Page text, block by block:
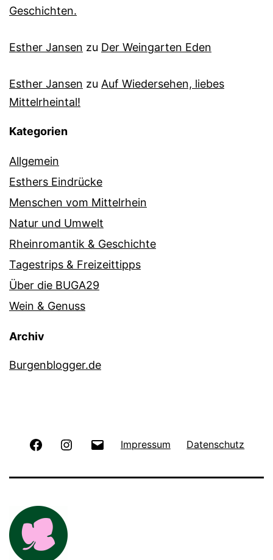
Geschichten.
Esther Jansen zu Der Weingarten Eden
Esther Jansen zu Auf Wiedersehen, liebes
Mittelrheintal!
Kategorien
Allgemein
Esthers Eindrücke
Menschen vom Mittelrhein
Natur und Umwelt
Rheinromantik & Geschichte
Tagestrips & Freizeittipps
Über die BUGA29
Wein & Genuss
Archiv
Burgenblogger.de
FacebookInstagram Impressum Datenschutz